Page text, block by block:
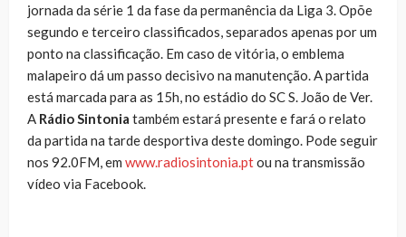
jornada da série 1 da fase da permanência da Liga 3. Opõe
segundo e terceiro classificados, separados apenas por um
ponto na classificação. Em caso de vitória, o emblema
malapeiro dá um passo decisivo na manutenção. A partida
está marcada para as 15h, no estádio do SC S. João de Ver.
A Rádio Sintonia também estará presente e fará o relato
da partida na tarde desportiva deste domingo. Pode seguir
nos 92.0FM, em www.radiosintonia.ptou na transmissão
vídeo via Facebook.